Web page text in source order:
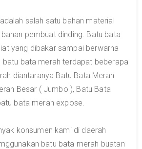
adalah salah satu bahan material
pembuat dinding. Batu bata
yang dibakar sampai berwarna
batu bata merah terdapat beberapa
diantaranya Batu Bata Merah
Besar ( Jumbo ), Batu Bata
bata merah expose.
konsumen kami di daerah
batu bata merah buatan